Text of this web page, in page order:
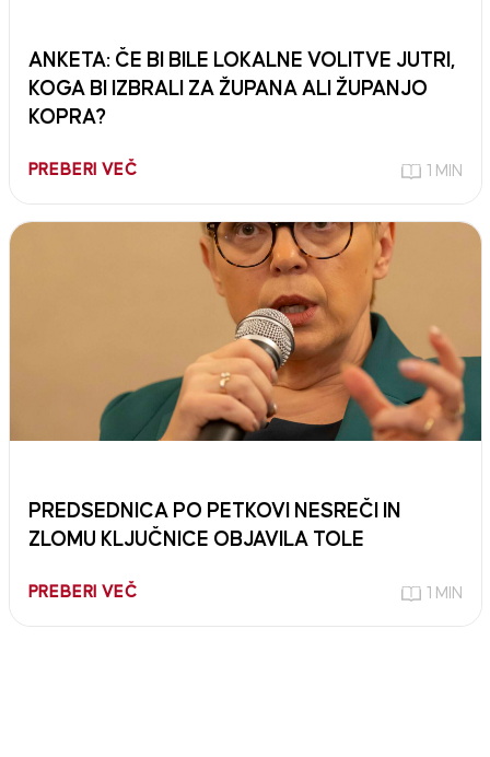
ANKETA: ČE BI BILE LOKALNE VOLITVE JUTRI,
KOGA BI IZBRALI ZA ŽUPANA ALI ŽUPANJO
KOPRA?
PREBERI VEČ 1 MIN
PREDSEDNICA PO PETKOVI NESREČI IN
ZLOMU KLJUČNICE OBJAVILA TOLE
PREBERI VEČ 1 MIN